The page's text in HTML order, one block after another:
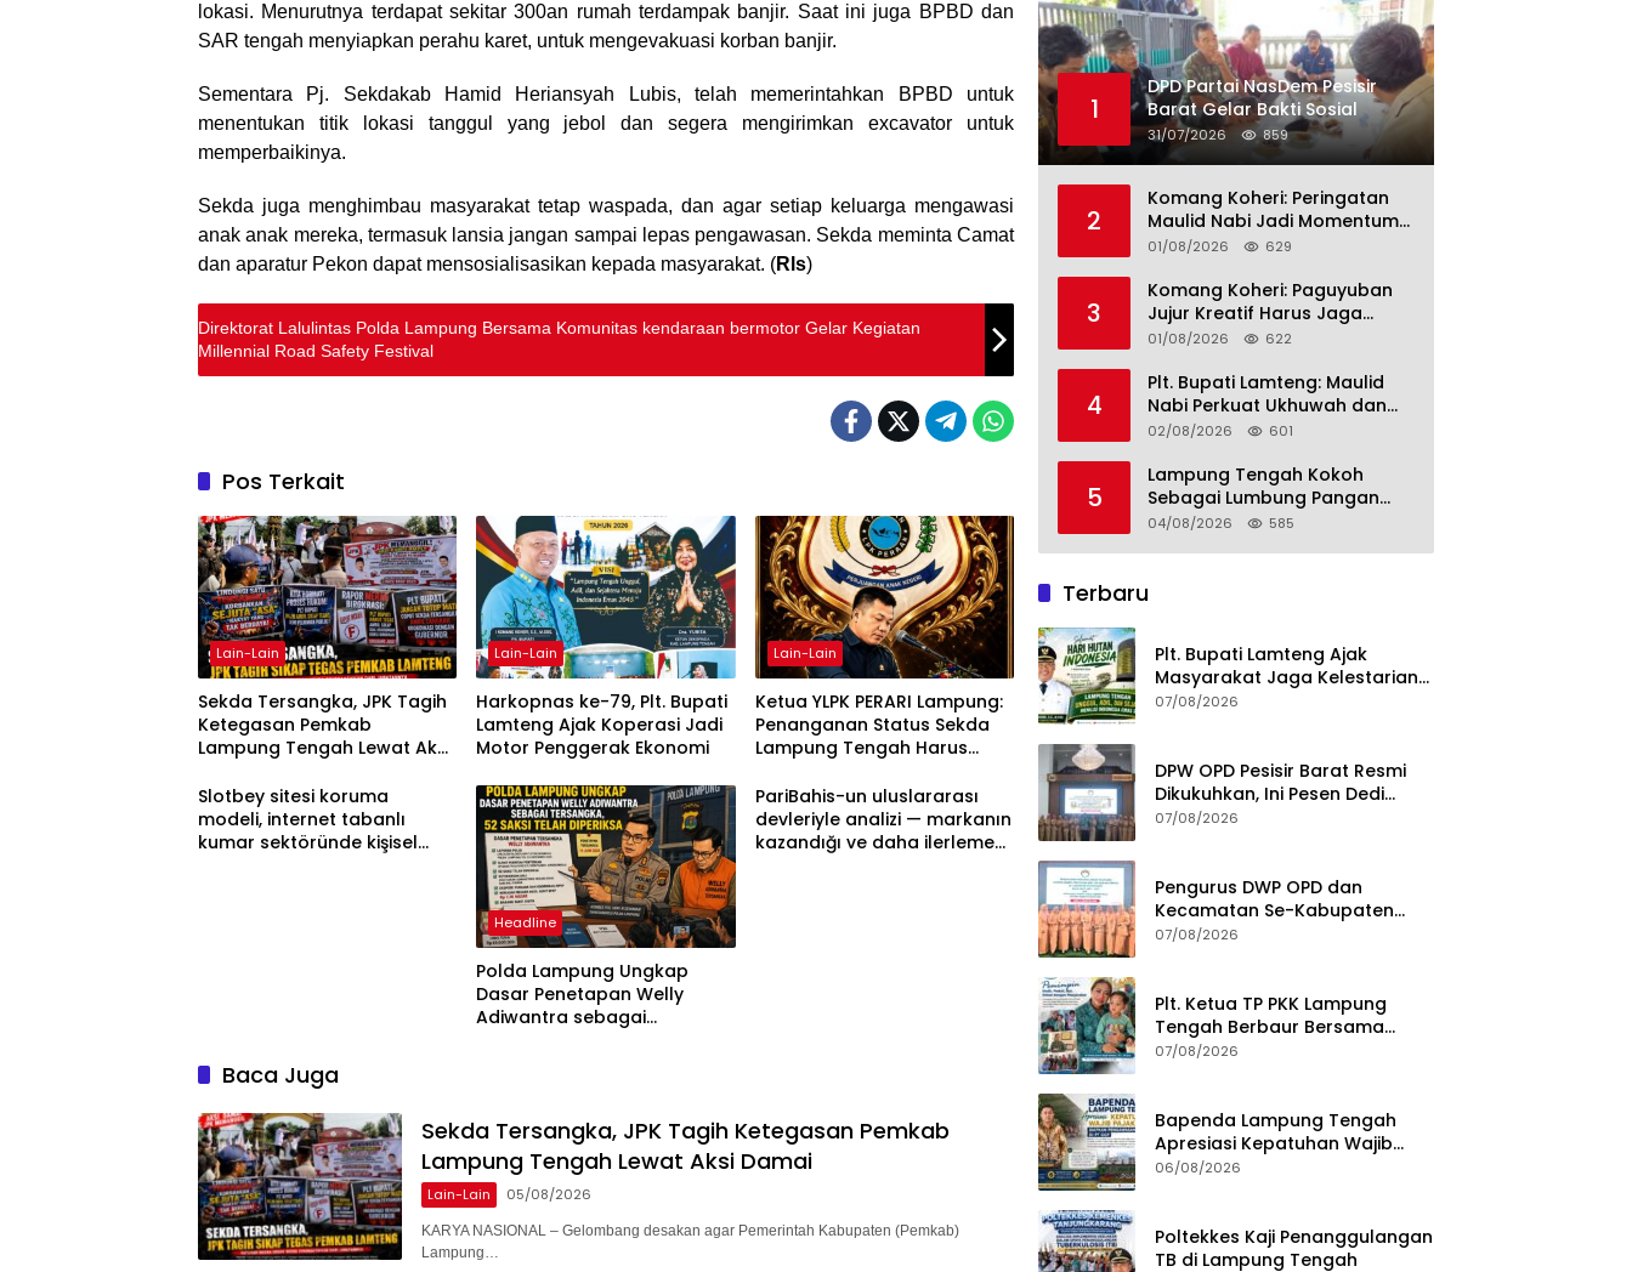
lokasi. Menurutnya terdapat sekitar 300an rumah terdampak banjir. Saat ini juga BPBD dan
SAR tengah menyiapkan perahu karet, untuk mengevakuasi korban banjir.
Sementara Pj. Sekdakab Hamid Heriansyah Lubis, telah memerintahkan BPBD untuk
menentukan titik lokasi tanggul yang jebol dan segera mengirimkan excavator untuk
memperbaikinya.
Sekda juga menghimbau masyarakat tetap waspada, dan agar setiap keluarga mengawasi
anak anak mereka, termasuk lansia jangan sampai lepas pengawasan. Sekda meminta Camat
dan aparatur Pekon dapat mensosialisasikan kepada masyarakat. (Rls)
Direktorat Lalulintas Polda Lampung Bersama Komunitas kendaraan bermotor Gelar Kegiatan
Millennial Road Safety Festival
Pos Terkait
Lain-Lain
Sekda Tersangka, JPK Tagih
Ketegasan Pemkab
Lampung Tengah Lewat Aksi
Lain-Lain
Harkopnas ke-79, Plt. Bupati
Lamteng Ajak Koperasi Jadi
Motor Penggerak Ekonomi
Lain-Lain
Ketua YLPK PERARI Lampung:
Penanganan Status Sekda
Lampung Tengah Harus
Tekanan Opini
Slotbey sitesi koruma
modeli, internet tabanlı
kumar sektöründe kişisel
Headline
Polda Lampung Ungkap
Dasar Penetapan Welly
Adiwantra sebagai
PariBahis-un uluslararası
devleriyle analizi — markanın
kazandığı ve daha ilerlemesi
Baca Juga
Sekda Tersangka, JPK Tagih Ketegasan Pemkab
Lampung Tengah Lewat Aksi Damai
Lain-Lain 05/08/2026
KARYA NASIONAL – Gelombang desakan agar Pemerintah Kabupaten (Pemkab)
Lampung…
1
DPD Partai NasDem Pesisir
Barat Gelar Bakti Sosial
31/07/2026 859
2
Komang Koheri: Peringatan
Maulid Nabi Jadi Momentum
Perkuat Ukhuwah Umat di
01/08/2026 629
3
Komang Koheri: Paguyuban
Jujur Kreatif Harus Jaga
Persatuan untuk Kemajuan
01/08/2026 622
4
Plt. Bupati Lamteng: Maulid
Nabi Perkuat Ukhuwah dan
Jaga Kerukunan Umat
02/08/2026 601
5
Lampung Tengah Kokoh
Sebagai Lumbung Pangan
dan Kekuatan Perkebunan
Fondasi Menuju Indonesia
04/08/2026 585
Terbaru
Plt. Bupati Lamteng Ajak
Masyarakat Jaga Kelestarian
Alam pada Peringatan Hari
07/08/2026
DPW OPD Pesisir Barat Resmi
Dikukuhkan, Ini Pesen Dedi
Irawan
07/08/2026
Pengurus DWP OPD dan
Kecamatan Se-Kabupaten
Pesisir Barat Resmi Dikukuhkan
07/08/2026
Plt. Ketua TP PKK Lampung
Tengah Berbaur Bersama
Anak-anak di PT GGP
07/08/2026
Bapenda Lampung Tengah
Apresiasi Kepatuhan Wajib
Pajak, Siapkan Pengawasan
06/08/2026
Poltekkes Kaji Penanggulangan
TB di Lampung Tengah